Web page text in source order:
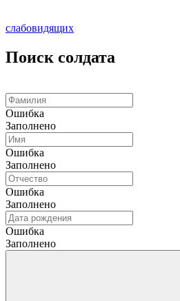
слабовидящих
Поиск солдата
Ошибка
Заполнено
Ошибка
Заполнено
Ошибка
Заполнено
Ошибка
Заполнено